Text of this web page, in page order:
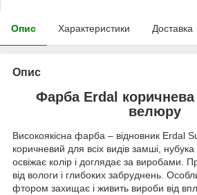
Опис Характеристики Доставка
Опис
Фарба Erdal
велюру
Високоякісна фарба – відновник Erdal
коричневий для всіх видів замші,
освіжає колір і доглядає за виробами.
від вологи і глибоких забруднень.
фтором захищає і живить вироби від